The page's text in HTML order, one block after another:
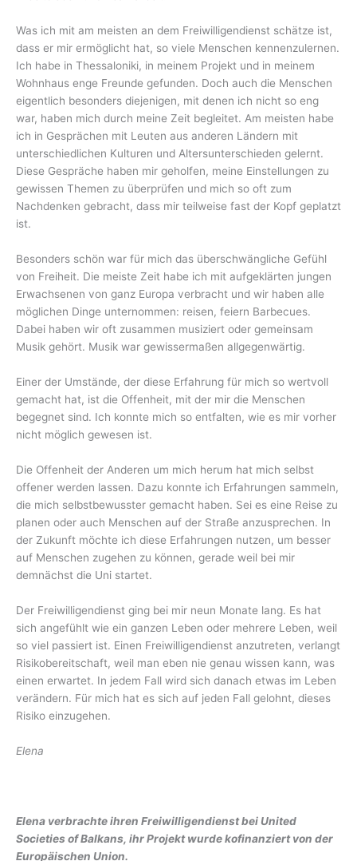
Was ich mit am meisten an dem Freiwilligendienst schätze ist,
dass er mir ermöglicht hat, so viele Menschen kennenzulernen.
Ich habe in Thessaloniki, in meinem Projekt und in meinem
Wohnhaus enge Freunde gefunden. Doch auch die Menschen
eigentlich besonders diejenigen, mit denen ich nicht so eng
war, haben mich durch meine Zeit begleitet. Am meisten habe
ich in Gesprächen mit Leuten aus anderen Ländern mit
unterschiedlichen Kulturen und Altersunterschieden gelernt.
Diese Gespräche haben mir geholfen, meine Einstellungen zu
gewissen Themen zu überprüfen und mich so oft zum
Nachdenken gebracht, dass mir teilweise fast der Kopf geplatzt
ist.
Besonders schön war für mich das überschwängliche Gefühl
von Freiheit. Die meiste Zeit habe ich mit aufgeklärten jungen
Erwachsenen von ganz Europa verbracht und wir haben alle
möglichen Dinge unternommen: reisen, feiern Barbecues.
Dabei haben wir oft zusammen musiziert oder gemeinsam
Musik gehört. Musik war gewissermaßen allgegenwärtig.
Einer der Umstände, der diese Erfahrung für mich so wertvoll
gemacht hat, ist die Offenheit, mit der mir die Menschen
begegnet sind. Ich konnte mich so entfalten, wie es mir vorher
nicht möglich gewesen ist.
Die Offenheit der Anderen um mich herum hat mich selbst
offener werden lassen. Dazu konnte ich Erfahrungen sammeln,
die mich selbstbewusster gemacht haben. Sei es eine Reise zu
planen oder auch Menschen auf der Straße anzusprechen. In
der Zukunft möchte ich diese Erfahrungen nutzen, um besser
auf Menschen zugehen zu können, gerade weil bei mir
demnächst die Uni startet.
Der Freiwilligendienst ging bei mir neun Monate lang. Es hat
sich angefühlt wie ein ganzen Leben oder mehrere Leben, weil
so viel passiert ist. Einen Freiwilligendienst anzutreten, verlangt
Risikobereitschaft, weil man eben nie genau wissen kann, was
einen erwartet. In jedem Fall wird sich danach etwas im Leben
verändern. Für mich hat es sich auf jeden Fall gelohnt, dieses
Risiko einzugehen.
Elena
Elena verbrachte ihren Freiwilligendienst bei United
Societies of Balkans, ihr Projekt wurde kofinanziert von der
Europäischen Union.